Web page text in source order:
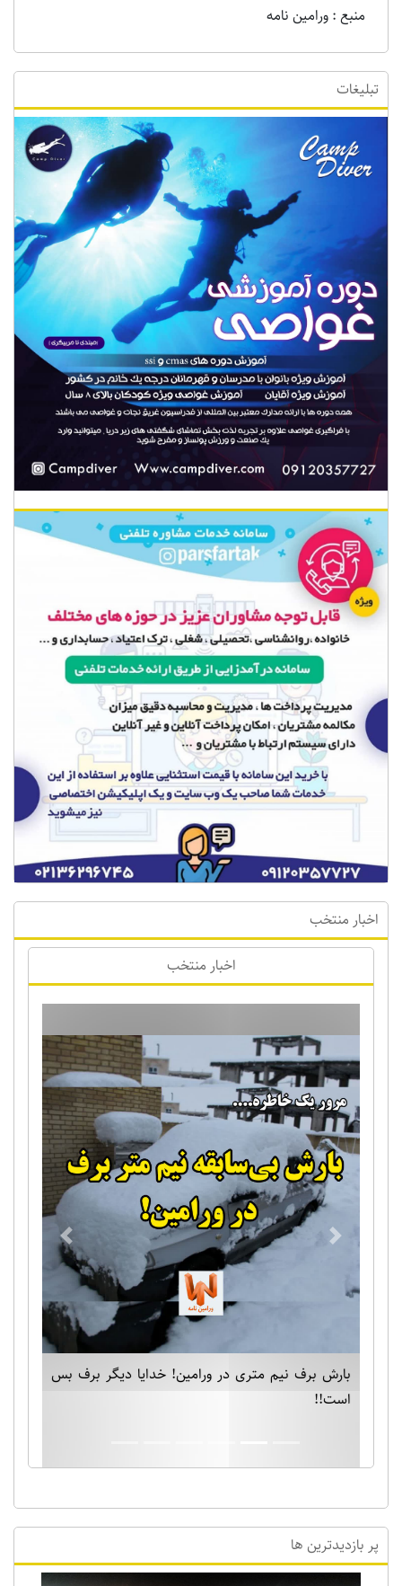
منبع : ورامین نامه
تبلیغات
اخبار منتخب
اخبار منتخب
بارش برف نیم متری در ورامین! خدایا دیگر برف بس
است!!
Previous Next
پر بازدیدترین ها